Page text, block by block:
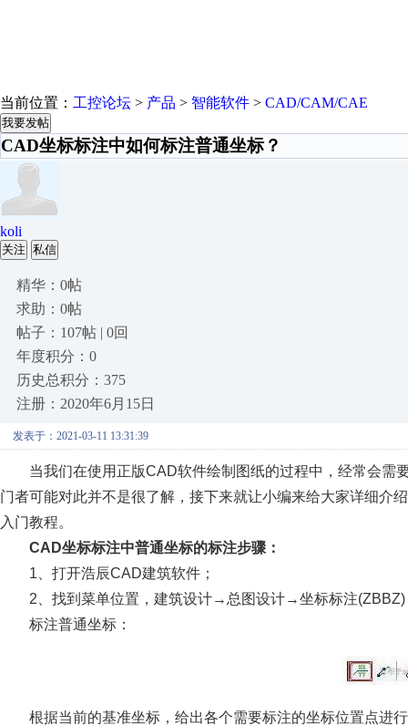
当前位置： 工控论坛 > 产品 > 智能软件 > CAD/CAM/CAE
我要发帖
CAD坐标标注中如何标注普通坐标？
koli
关注 私信
精华：0帖
求助：0帖
帖子：107帖 | 0回
年度积分：0
历史总积分：375
注册：2020年6月15日
发表于：2021-03-11 13:31:39
当我们在使用正版CAD软件绘制图纸的过程中，经常会
门者可能对此并不是很了解，接下来就让小编来给大家详细介
入门教程。
CAD坐标标注中普通坐标的标注步骤：
1 、打开浩辰CAD建筑软件；
2 、找到菜单位置，建筑设计→总图设计→坐标标注(ZBBZ)
标注普通坐标：
根据当前的基准坐标，给出各个需要标注的坐标位置点进